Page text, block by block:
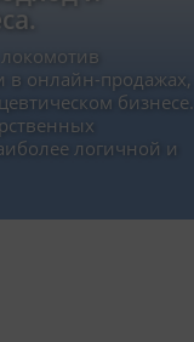
локомотив
в онлайн-продажах,
бизнесе.
логичной и